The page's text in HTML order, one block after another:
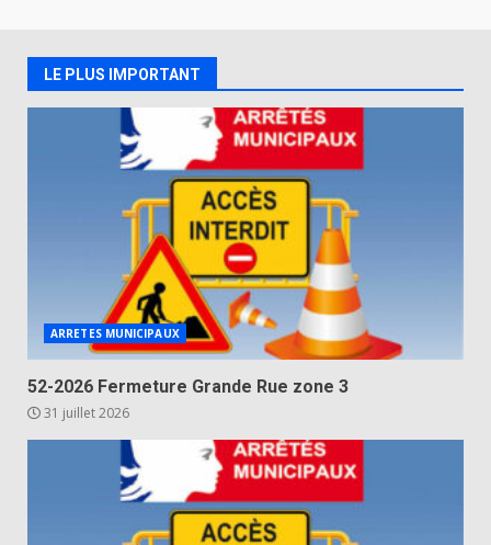
LE PLUS IMPORTANT
ARRETES MUNICIPAUX
52-2026 Fermeture Grande Rue zone 3
31 juillet 2026